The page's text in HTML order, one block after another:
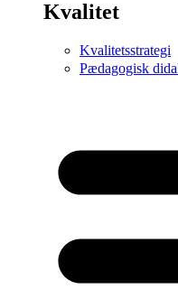
Kvalitet
Kvalitetsstrategi
Pædagogisk